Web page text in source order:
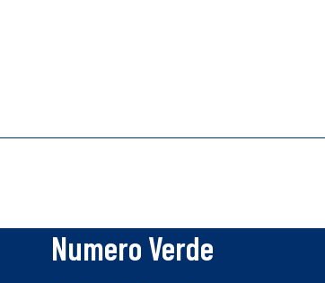
Numero Verde